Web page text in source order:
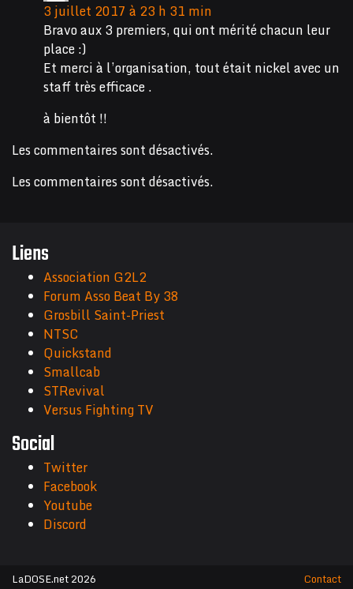
3 juillet 2017 à 23 h 31 min
Bravo aux 3 premiers, qui ont mérité chacun leur
place :)
Et merci à l’organisation, tout était nickel avec un
staff très efficace .
à bientôt !!
Les commentaires sont désactivés.
Les commentaires sont désactivés.
Liens
Association G2L2
Forum Asso Beat By 38
Grosbill Saint-Priest
NTSC
Quickstand
Smallcab
STRevival
Versus Fighting TV
Social
Twitter
Facebook
Youtube
Discord
LaDOSE.net 2026 Contact